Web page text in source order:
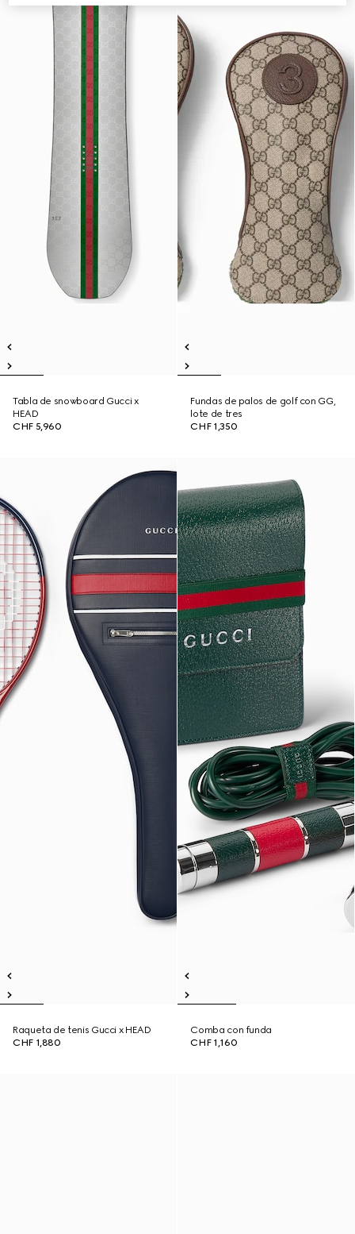
Tabla de snowboard Gucci x
HEAD
CHF 5,960
Fundas de palos de golf con GG,
lote de tres
CHF 1,350
Raqueta de tenis Gucci x HEAD
CHF 1,880
Comba con funda
CHF 1,160